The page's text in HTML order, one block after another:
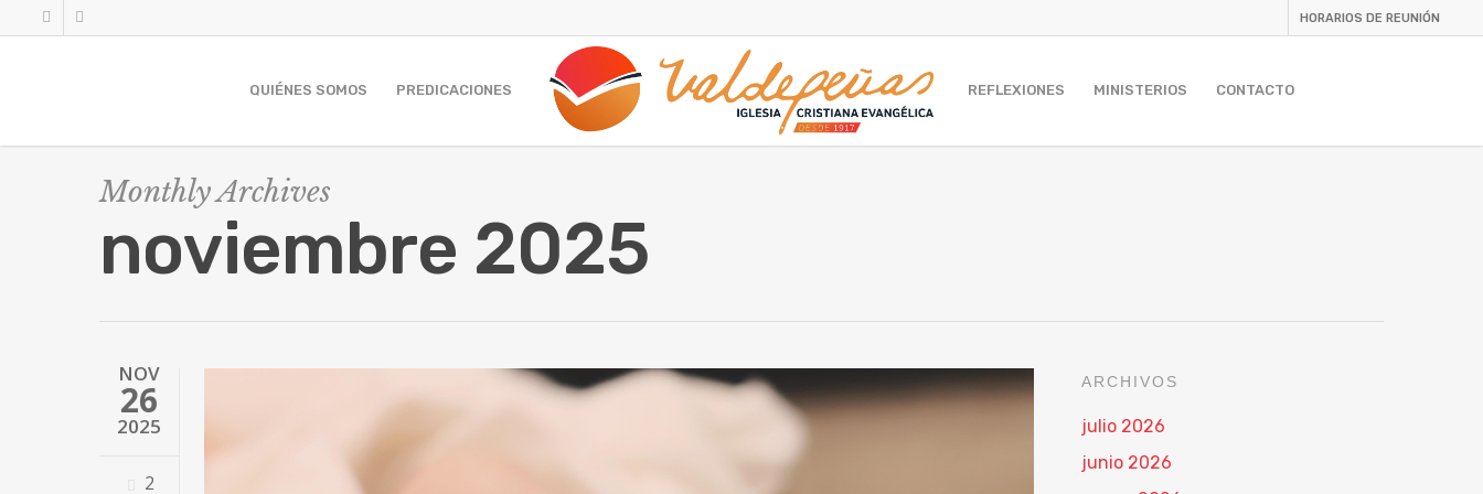
HORARIOS DE REUNIÓN
QUIÉNES SOMOS PREDICACIONES REFLEXIONES MINISTERIOS CONTACTO
Monthly Archives
noviembre 2025
NOV
26
2025
2
ARCHIVOS
julio 2026
junio 2026